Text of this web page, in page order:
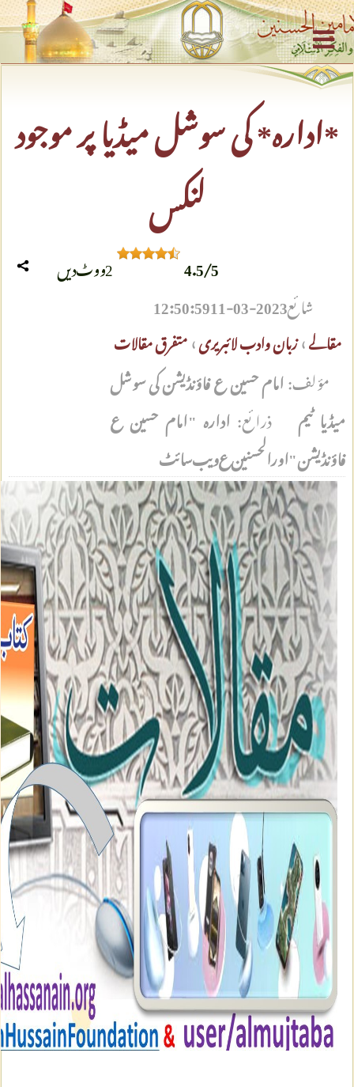
*ادارہ* کی سوشل میڈیا پر موجود
لنکس
2ووٹ دیں 4.5/5
مقالے›زبان وادب لائبریری›متفرق مقالات
شائع2023-03-11 12:50:59
مؤلف:امام حسین ع فاؤنڈیشن کی سوشل
میڈیا ٹیم
ذرائع: ادارہ "امام حسین ع
فاؤنڈیشن" اور الحسنین ع ویب سائٹ